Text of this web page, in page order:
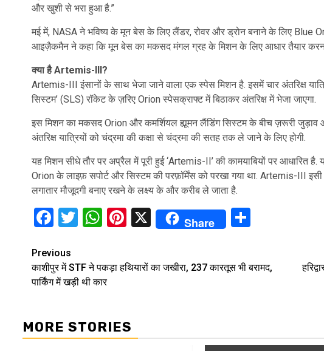
और खुशी से भरा हुआ है.”
मई में, NASA ने भविष्य के मून बेस के लिए लैंडर, रोवर और ड्रोन बनाने के लिए Blue
आइज़ैकमैन ने कहा कि मून बेस का मकसद मंगल ग्रह के मिशन के लिए आधार तैयार
क्या है Artemis-III?
Artemis-III इंसानों के साथ भेजा जाने वाला एक स्पेस मिशन है. इसमें चार अंतरिक्ष
सिस्टम’ (SLS) रॉकेट के ज़रिए Orion स्पेसक्राफ्ट में बिठाकर अंतरिक्ष में भेजा जाएगा.
इस मिशन का मकसद Orion और कमर्शियल ह्यूमन लैंडिंग सिस्टम के बीच ज़रूरी जुड़ाव
अंतरिक्ष यात्रियों को चंद्रमा की कक्षा से चंद्रमा की सतह तक ले जाने के लिए होगी.
यह मिशन सीधे तौर पर अप्रैल में पूरी हुई ‘Artemis-II’ की कामयाबियों पर आधारित
Orion के लाइफ़ सपोर्ट और सिस्टम की परफ़ॉर्मेंस को परखा गया था. Artemis-III
लगातार मौजूदगी बनाए रखने के लक्ष्य के और करीब ले जाता है.
Facebook
Twitter
WhatsApp
Pinterest
X Share
Continue
Reading
Previous
काशीपुर में STF ने पकड़ा हथियारों का जखीरा, 237 कारतूस भी बरामद,
पार्किंग में खड़ी थी कार
MORE STORIES